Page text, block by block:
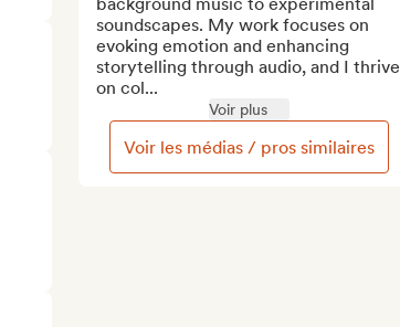
soundscapes. My work focuses on
evoking emotion and enhancing
storytelling through audio, and I thrive
on col...
Voir plus
Voir les médias / pros similaires